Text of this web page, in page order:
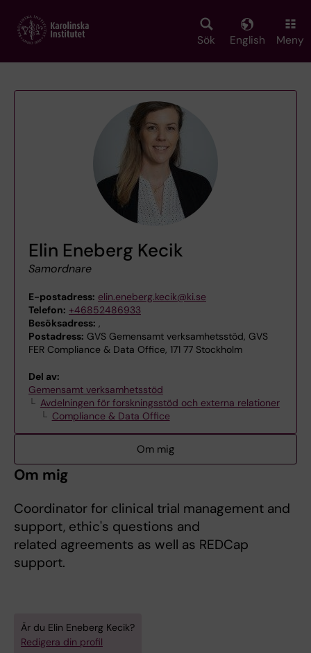
main
Sök English Meny
Elin Eneberg Kecik
Samordnare
E-postadress: elin.eneberg.kecik@ki.se
Telefon: +46852486933
Besöksadress: ,
Postadress: GVS Gemensamt verksamhetsstöd, GVS
FER Compliance & Data Office, 171 77 Stockholm
Del av:
Gemensamt verksamhetsstöd
Avdelningen för forskningsstöd och externa relationer
Compliance & Data Office
Om mig
Om mig
Coordinator for clinical trial management and
support, ethic's questions and
related agreements as well as REDCap
support.
Är du Elin Eneberg Kecik?
Redigera din profil